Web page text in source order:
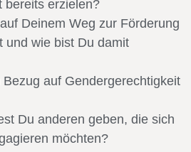
bereits erzielen?
Deinem Weg zur Förderung
und wie bist Du damit
auf Gendergerechtigkeit
Du anderen geben, die sich
möchten?